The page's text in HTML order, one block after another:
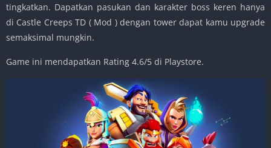
tingkatkan. Dapatkan pasukan dan karakter boss keren hanya
di Castle Creeps TD ( Mod ) dengan tower dapat kamu upgrade
semaksimal mungkin.
Game ini mendapatkan Rating 4.6/5 di Playstore.